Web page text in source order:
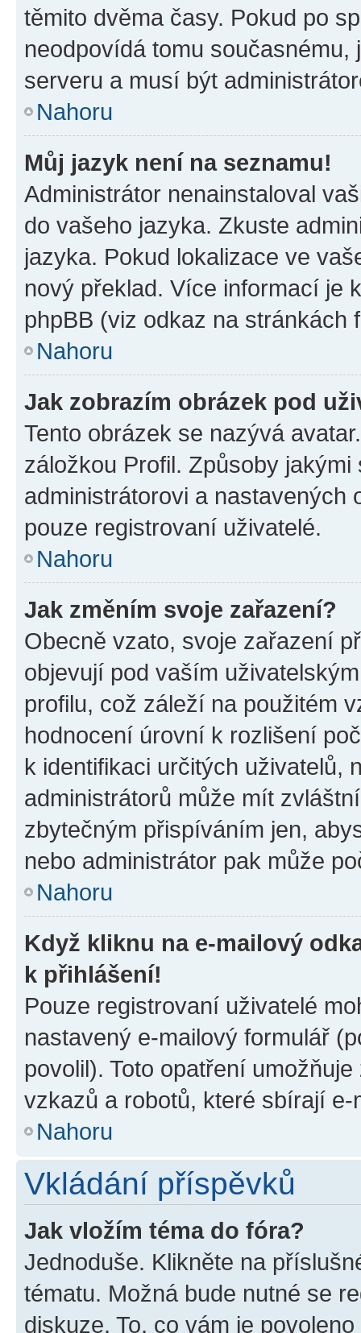
těmito dvěma časy. Pokud po
neodpovídá tomu
serveru a musí být
Nahoru
Můj jazyk není na seznamu!
Administrátor nenainstaloval
do vašeho jazyka. Zkuste
jazyka. Pokud lokalizace ve
nový překlad. Více informací je
phpBB (viz odkaz na stránkách
Nahoru
Jak zobrazím obrázek pod
Tento obrázek se nazývá
záložkou Profil. Způsoby
administrátorovi a nastavených
pouze registrovaní uživatelé.
Nahoru
Jak změním svoje zařazení?
Obecně vzato, svoje zařazení
objevují pod vaším
profilu, což záleží na použitém
hodnocení úrovní k rozlišení
k identifikaci určitých uživatelů,
administrátorů může mít
zbytečným přispíváním jen,
nebo administrátor pak může
Nahoru
Když kliknu na e-mailový
k přihlášení!
Pouze registrovaní uživatelé
nastavený e-mailový formulář
povolil). Toto opatření
vzkazů a robotů, které sbírají e-
Nahoru
Vkládání příspěvků
Jak vložím téma do fóra?
Jednoduše. Klikněte na
tématu. Možná bude nutné se
diskuze. To, co vám je